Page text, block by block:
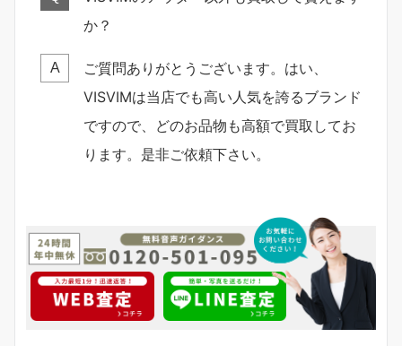
か？
A
ご質問ありがとうございます。はい、
VISVIMは当店でも高い人気を誇るブランド
ですので、どのお品物も高額で買取してお
ります。是非ご依頼下さい。